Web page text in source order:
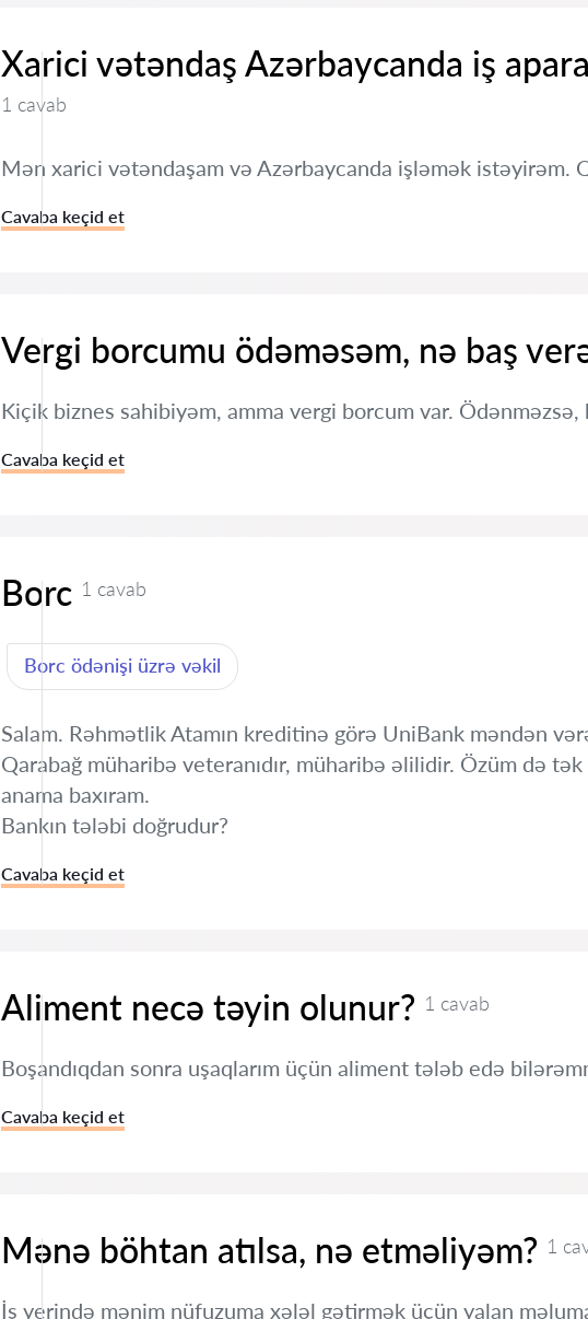
Xarici vətəndaş Azərbaycanda iş
1 cavab
Mən xarici vətəndaşam və Azərbaycanda işləmək istəyirəm.
Cavaba keçid et
Vergi borcumu ödəməsəm, nə baş
Kiçik biznes sahibiyəm, amma vergi borcum var.
Cavaba keçid et
Borc 1 cavab
Borc ödənişi üzrə vəkil
Salam. Rəhmətlik Atamın kreditinə görə UniBank məndən
Qarabağ müharibə veteranıdır, müharibə əlilidir. Özüm də
anama baxıram.
Bankın tələbi doğrudur?
Cavaba keçid et
Aliment necə təyin olunur? 1 cavab
Boşandıqdan sonra uşaqlarım üçün aliment tələb edə
Cavaba keçid et
Mənə böhtan atılsa, nə etməliyəm? 1
İş yerində mənim nüfuzuma xələl gətirmək üçün yalan